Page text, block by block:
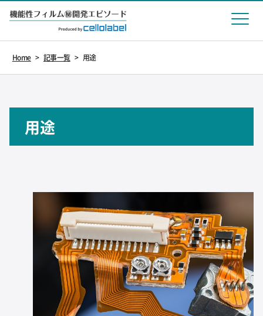
Home > 記事一覧 > 用途
用途